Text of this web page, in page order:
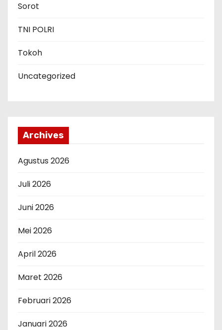
Sorot
TNI POLRI
Tokoh
Uncategorized
Archives
Agustus 2026
Juli 2026
Juni 2026
Mei 2026
April 2026
Maret 2026
Februari 2026
Januari 2026